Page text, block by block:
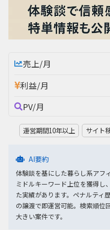
売上/月
利益/月
PV/月
運営期間10年以上 サイト
AI要約
体験談を基にした暮らし系アフ
ミドルキーワード上位を獲得し
た実績があります。ペナルティ
の譲渡で即運営可能。検索順位
大きい案件です。